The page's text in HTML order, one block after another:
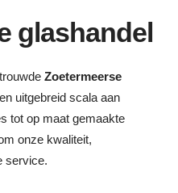
glashandel
Zoetermeerse
uitgebreid scala aan
tot op maat gemaakte
onze kwaliteit,
service.